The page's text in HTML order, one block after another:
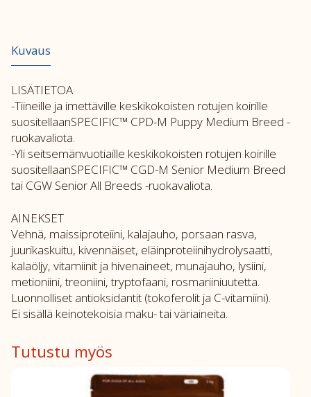
Kuvaus
LISÄTIETOA
-Tiineille ja imettäville keskikokoisten rotujen koirille
suositellaanSPECIFIC™ CPD-M Puppy Medium Breed -
ruokavaliota.
-Yli seitsemänvuotiaille keskikokoisten rotujen koirille
suositellaanSPECIFIC™ CGD-M Senior Medium Breed
tai CGW Senior All Breeds -ruokavaliota.
AINEKSET
Vehnä, maissiproteiini, kalajauho, porsaan rasva,
juurikaskuitu, kivennäiset, eläinproteiinihydrolysaatti,
kalaöljy, vitamiinit ja hivenaineet, munajauho, lysiini,
metioniini, treoniini, tryptofaani, rosmariiniuutetta.
Luonnolliset antioksidantit (tokoferolit ja C-vitamiini).
Ei sisällä keinotekoisia maku- tai väriaineita.
Tutustu myös